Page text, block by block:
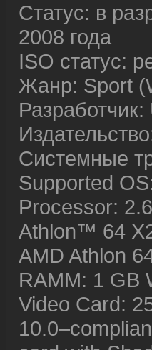
Статус: в
2008 года
ISO статус:
Жанр: Sport
Системные
Supported
Processor:
Athlon™ 64
AMD Athlon
RAMM: 1 GB
Video Card: